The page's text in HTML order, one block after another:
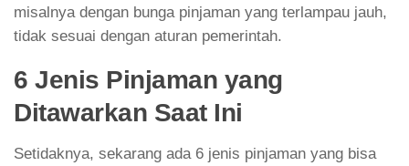
misalnya dengan bunga pinjaman yang terlampau jauh,
tidak sesuai dengan aturan pemerintah.
6 Jenis Pinjaman yang
Ditawarkan Saat Ini
Setidaknya, sekarang ada 6 jenis pinjaman yang bisa